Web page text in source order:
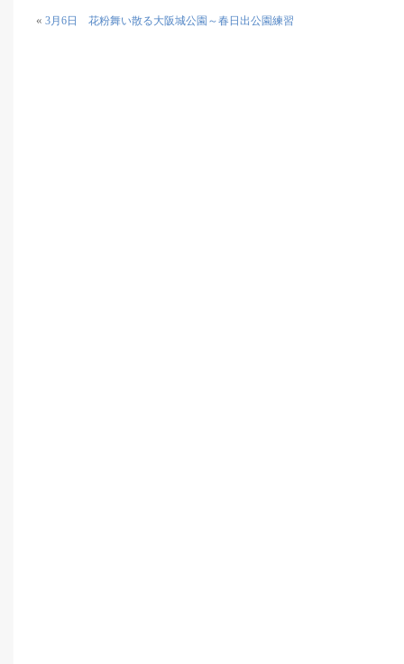
« 3月6日 花粉舞い散る大阪城公園～春日出公園練習